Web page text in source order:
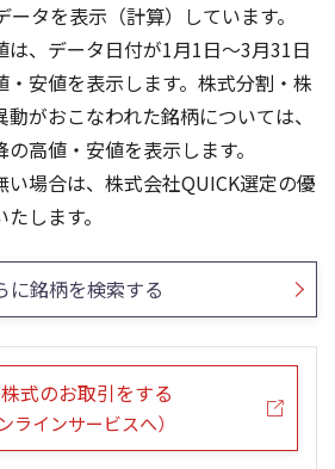
26週移動平均 出来高(百万)
1,000
3,000
4,000
25ヶ月移動平均 出来高(千)
0
2,000
3,000
4,000
タを表示（計算）しています。
は、データ日付が1月1日～3月31日
・安値を表示します。株式分割・株
がおこなわれた銘柄については、
高値・安値を表示します。
い場合は、株式会社QUICK選定の優
します。
に銘柄を検索する
式のお取引をする
ラインサービスへ）